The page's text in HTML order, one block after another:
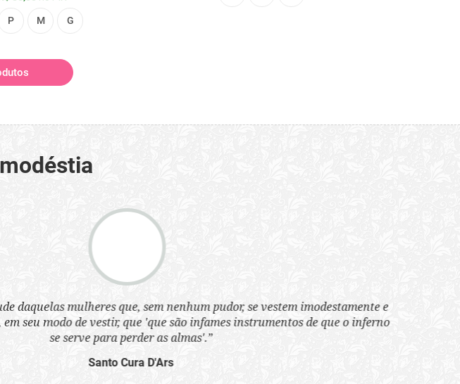
P M G
nenhum pudor, se vestem imodestamente e
'que são infames instrumentos de que o inferno
as almas'.”